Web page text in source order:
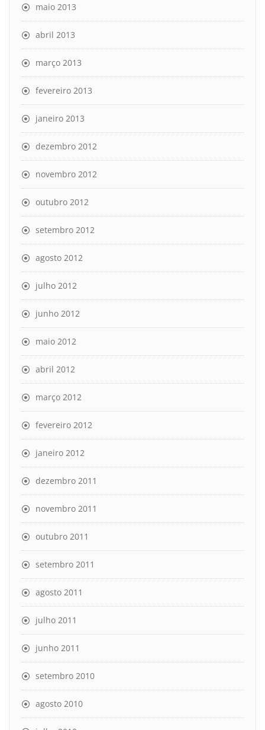
maio 2013
abril 2013
março 2013
fevereiro 2013
janeiro 2013
dezembro 2012
novembro 2012
outubro 2012
setembro 2012
agosto 2012
julho 2012
junho 2012
maio 2012
abril 2012
março 2012
fevereiro 2012
janeiro 2012
dezembro 2011
novembro 2011
outubro 2011
setembro 2011
agosto 2011
julho 2011
junho 2011
setembro 2010
agosto 2010